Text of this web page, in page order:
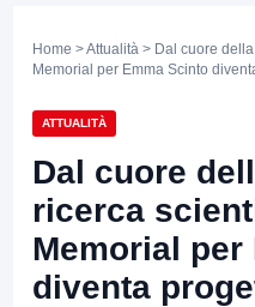
Home >Attualità > Dal cuore
Memorial per Emma Scinto
ATTUALITÀ
Dal cuore
ricerca
Memorial per
diventa